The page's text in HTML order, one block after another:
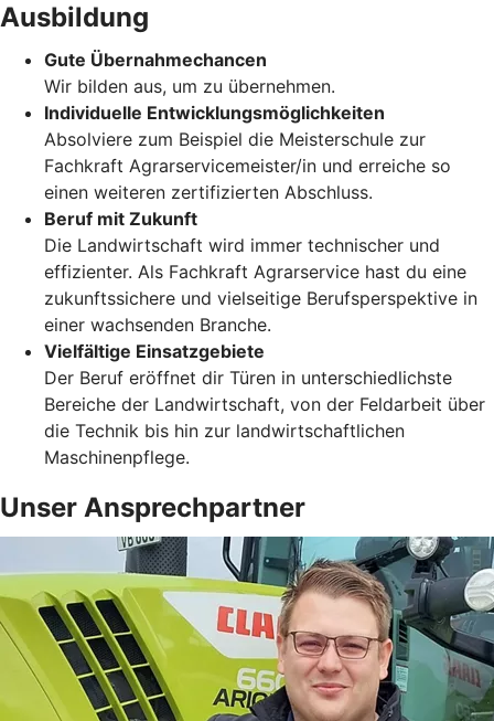
Ausbildung
Gute Übernahmechancen
Wir bilden aus, um zu übernehmen.
Individuelle Entwicklungsmöglichkeiten
Absolviere zum Beispiel die Meisterschule zur
Fachkraft Agrarservicemeister/in und erreiche so
einen weiteren zertifizierten Abschluss.
Beruf mit Zukunft
Die Landwirtschaft wird immer technischer und
effizienter. Als Fachkraft Agrarservice hast du eine
zukunftssichere und vielseitige Berufsperspektive in
einer wachsenden Branche.
Vielfältige Einsatzgebiete
Der Beruf eröffnet dir Türen in unterschiedlichste
Bereiche der Landwirtschaft, von der Feldarbeit über
die Technik bis hin zur landwirtschaftlichen
Maschinenpflege.
Unser Ansprechpartner